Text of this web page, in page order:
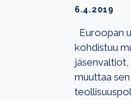
6.4.2019
Euroopan
kohdistuu
jäsenvaltiot,
muuttaa